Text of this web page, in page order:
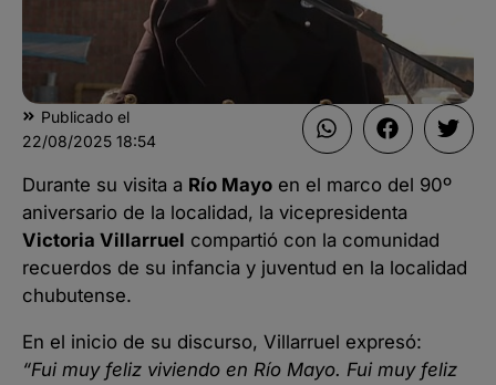
Publicado el
22/08/2025 18:54
Durante su visita a Río Mayo en el marco del 90º
aniversario de la localidad, la vicepresidenta
Victoria Villarruel compartió con la comunidad
recuerdos de su infancia y juventud en la localidad
chubutense.
En el inicio de su discurso, Villarruel expresó:
“Fui muy feliz viviendo en Río Mayo. Fui muy feliz